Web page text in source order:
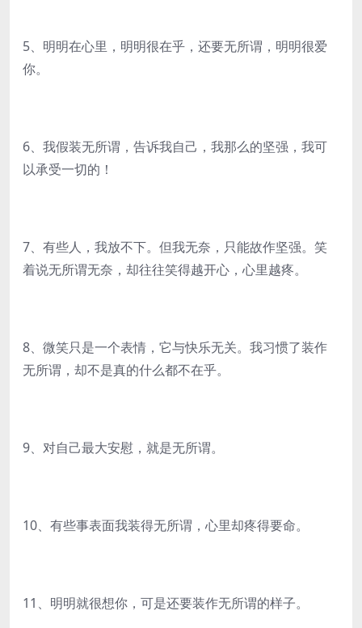
5、明明在心里，明明很在乎，还要无所谓，明明很爱
你。
6、我假装无所谓，告诉我自己，我那么的坚强，我可
以承受一切的！
7、有些人，我放不下。但我无奈，只能故作坚强。笑
着说无所谓无奈，却往往笑得越开心，心里越疼。
8、微笑只是一个表情，它与快乐无关。我习惯了装作
无所谓，却不是真的什么都不在乎。
9、对自己最大安慰，就是无所谓。
10、有些事表面我装得无所谓，心里却疼得要命。
11、明明就很想你，可是还要装作无所谓的样子。